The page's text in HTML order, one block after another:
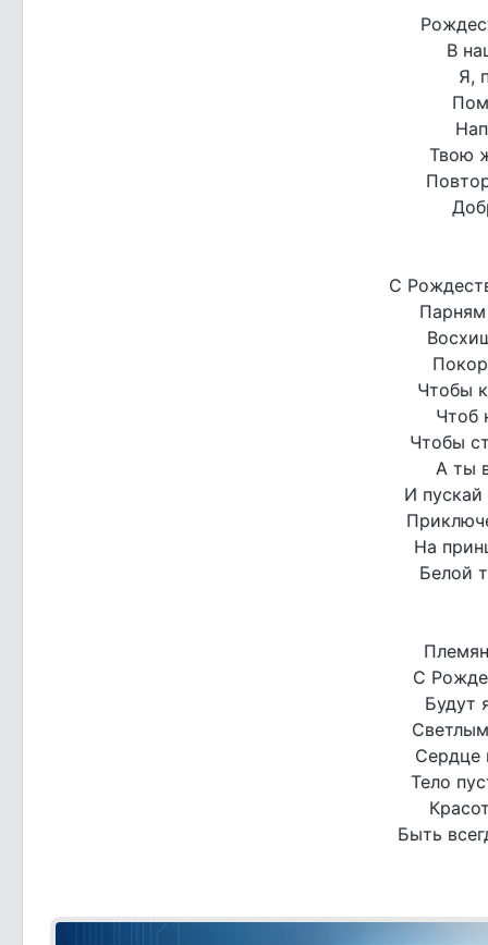
В
Я,
Твою
С
Чтобы
Чтоб
Чтобы
А ты
И пускай
На
Белой
С
Будут
Сердце
Тело
Быть